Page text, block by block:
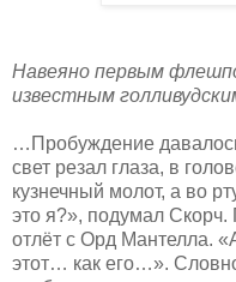
Навеяно первым
известным
…Пробуждение
свет резал глаза, в
кузнечный молот, а во
это я?», подумал
отлёт с Орд Мантелла.
этот… как его…».